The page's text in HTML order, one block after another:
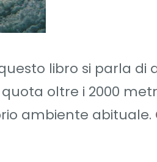
libro si parla di
oltre i 2000
ambiente abituale.